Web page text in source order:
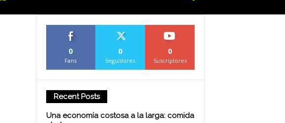
0
Fans
0
Seguidores
0
Suscriptores
Recent Posts
Una economía costosa a la larga: comida